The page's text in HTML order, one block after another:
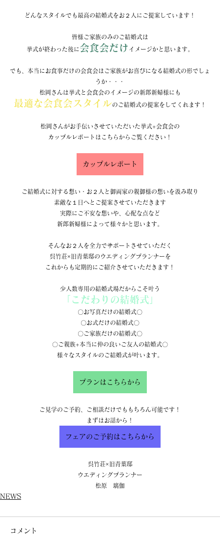
どんなスタイルでも最高の結婚式をお２人にご提案しています！
皆様ご家族のみのご結婚式は
挙式が終わった後に 会食会だけ イメージかと思います。
でも、本当にお食事だけの会食会はご家族がお喜びになる結婚式の形でしょ
うか・・・
松岡さんは挙式と会食会のイメージの新郎新婦様にも
最適な会食会スタイルのご結婚式の提案をしてくれます！
松岡さんがお手伝いさせていただいた挙式+会食会の
カップルレポートはこちらからご覧ください！
カップルレポート
ご結婚式に対する想い・お２人と御両家の親御様の想いを汲み取り
素敵な１日へとご提案させていただきます
実際にご不安な想いや、心配な点など
新郎新婦様によって様々かと思います。
そんなお２人を全力でサポートさせていただく
呉竹荘×旧青葉邸のウエディングプランナーを
これからも定期的にご紹介させていただきます！
少人数専用の結婚式場だからこそ叶う
「こだわりの結婚式」
〇お写真だけの結婚式〇
〇お式だけの結婚式〇
〇ご家族だけの結婚式〇
〇ご親族+本当に仲の良いご友人の結婚式〇
様々なスタイルのご結婚式が叶います。
プランはこちらから
ご見学のご予約、ご相談だけでももちろん可能です！
まずはお話から！
フェアのご予約はこちらから
呉竹荘×旧青葉邸
ウエディングプランナー
松原　璃伽
NEWS
コメント